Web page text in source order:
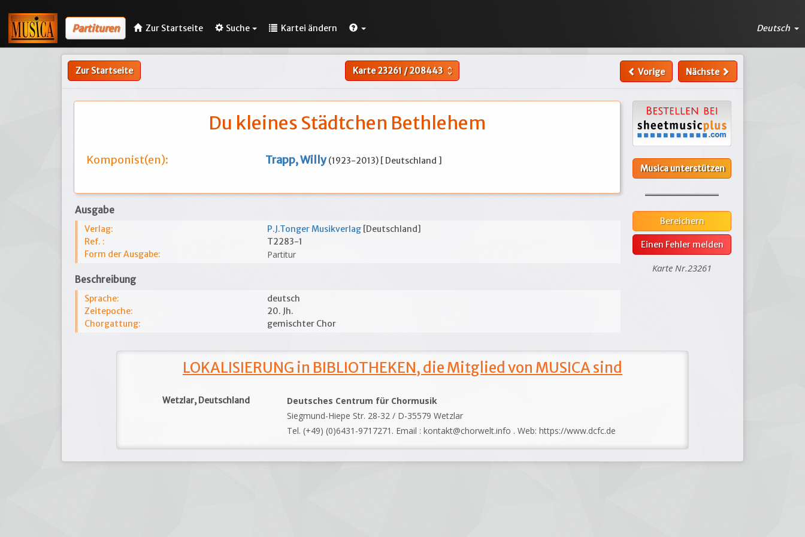
Partituren Zur Startseite Suche Kartei ändern Deutsch
Zur Startseite Karte23261/208443 unfold_more Vorige Nächste
Du kleines Städtchen Bethlehem
Komponist(en): Trapp, Willy (1923-2013) [ Deutschland ]
Ausgabe
Verlag: P.J.Tonger Musikverlag [Deutschland]
Ref. :
T2283-1
Form der Ausgabe:
Partitur
Beschreibung
Sprache:
deutsch
Zeitepoche:
20. Jh.
Chorgattung:
gemischter Chor
Musica unterstützen
Bereichern
Einen Fehler melden
Karte Nr.23261
LOKALISIERUNG in BIBLIOTHEKEN, die Mitglied von MUSICA sind
Wetzlar, Deutschland
Deutsches Centrum für Chormusik
Siegmund-Hiepe Str. 28-32 / D-35579 Wetzlar
Tel. (+49) (0)6431-9717271. Email : kontakt@chorwelt.info . Web: https://www.dcfc.de